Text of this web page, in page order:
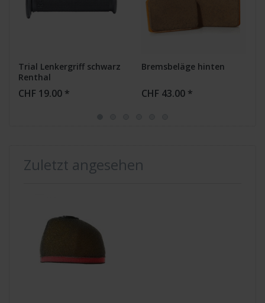
Trial Lenkergriff schwarz
Renthal
CHF 19.00 *
Bremsbeläge hinten
CHF 43.00 *
Zuletzt angesehen